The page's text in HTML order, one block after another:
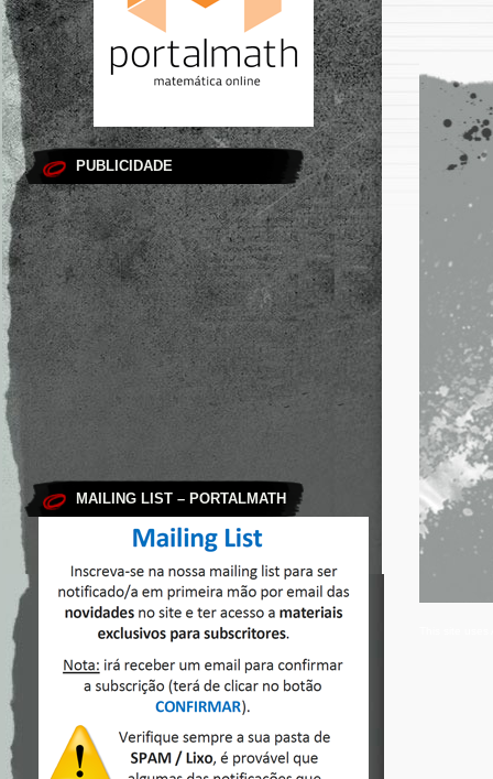
PUBLICIDADE
MAILING LIST – PORTALMATH